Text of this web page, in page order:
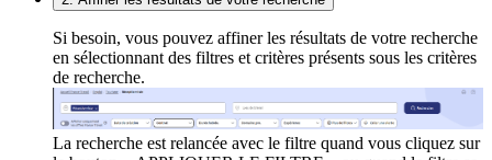
Si besoin, vous pouvez affiner les résultats de votre recherche
en sélectionnant des filtres et critères présents sous les critères
de recherche.
La recherche est relancée avec le filtre quand vous cliquez sur